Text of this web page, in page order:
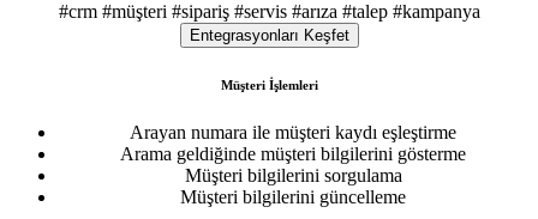
#crm #müşteri #sipariş #servis #arıza #talep #kampanya
Entegrasyonları Keşfet
Müşteri İşlemleri
Arayan numara ile müşteri kaydı eşleştirme
Arama geldiğinde müşteri bilgilerini gösterme
Müşteri bilgilerini sorgulama
Müşteri bilgilerini güncelleme